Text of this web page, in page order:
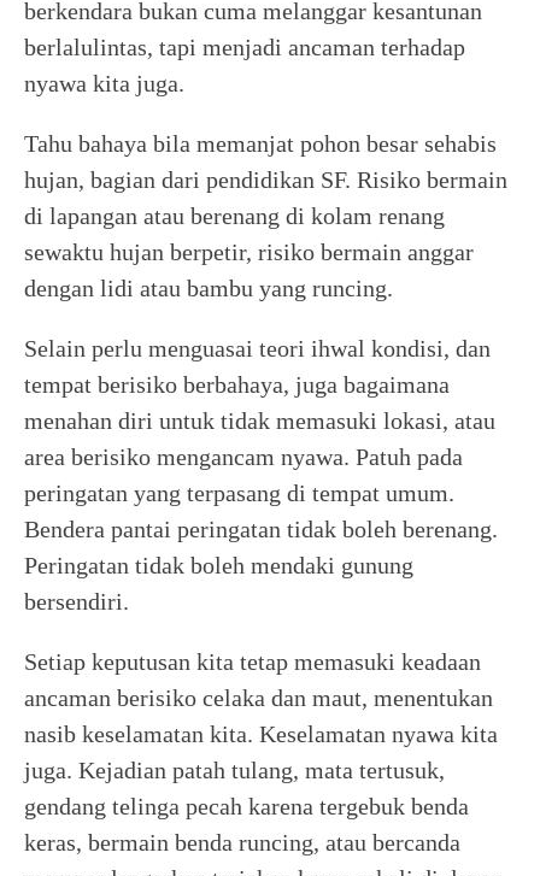
berkendara bukan cuma melanggar kesantunan
berlalulintas, tapi menjadi ancaman terhadap
nyawa kita juga.
Tahu bahaya bila memanjat pohon besar sehabis
hujan, bagian dari pendidikan SF. Risiko bermain
di lapangan atau berenang di kolam renang
sewaktu hujan berpetir, risiko bermain anggar
dengan lidi atau bambu yang runcing.
Selain perlu menguasai teori ihwal kondisi, dan
tempat berisiko berbahaya, juga bagaimana
menahan diri untuk tidak memasuki lokasi, atau
area berisiko mengancam nyawa. Patuh pada
peringatan yang terpasang di tempat umum.
Bendera pantai peringatan tidak boleh berenang.
Peringatan tidak boleh mendaki gunung
bersendiri.
Setiap keputusan kita tetap memasuki keadaan
ancaman berisiko celaka dan maut, menentukan
nasib keselamatan kita. Keselamatan nyawa kita
juga. Kejadian patah tulang, mata tertusuk,
gendang telinga pecah karena tergebuk benda
keras, bermain benda runcing, atau bercanda